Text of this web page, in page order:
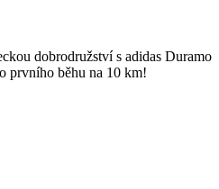
dobrodružství s adidas Duramo
prvního běhu na 10 km!